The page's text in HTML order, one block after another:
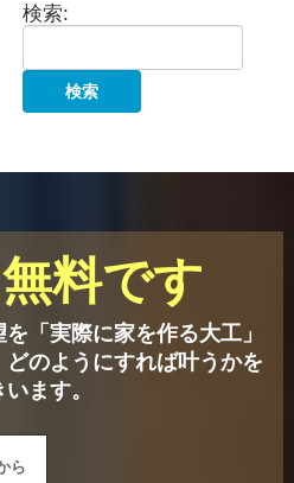
検索:
料です
「実際に家を作る大工」
どのようにすれば叶うかを
ます。
ら